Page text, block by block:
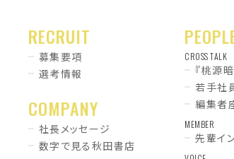
RECRUIT
募集要項
選考情報
COMPANY
社長メッセージ
数字で見る秋田書店
CROSS TALK
『桃源
若手社
編集者
MEMBER
先輩イ